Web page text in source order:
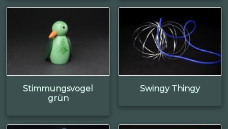
Stimmungsvogel
grün
Swingy Thingy